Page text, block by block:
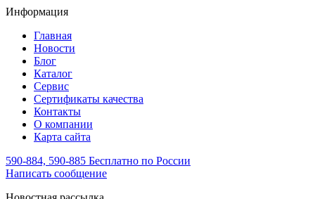
Информация
Главная
Новости
Блог
Каталог
Сервис
Сертификаты качества
Контакты
О компании
Карта сайта
590-884, 590-885 Бесплатно по России
Написать сообщение